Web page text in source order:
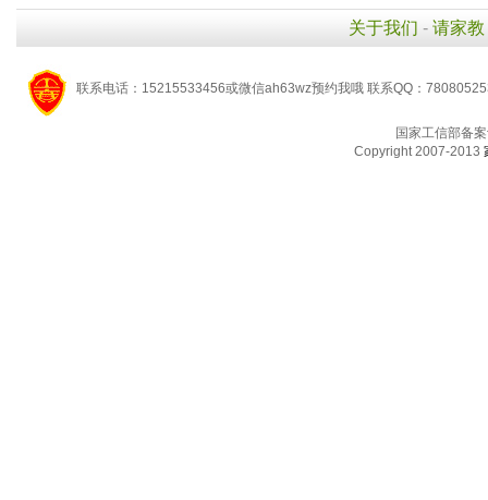
关于我们 - 请家教
联系电话：15215533456或微信ah63wz预约我哦 联系QQ：
国家工信部备
Copyright 2007-2013